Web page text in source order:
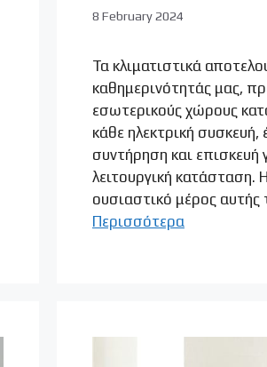
8 February 2024
Τα κλιματιστικά
καθημερινότητάς μας,
εσωτερικούς χώρους
κάθε ηλεκτρική συσκευή,
συντήρηση και επισκευή
λειτουργική κατάσταση.
ουσιαστικό μέρος αυτής
Περισσότερα